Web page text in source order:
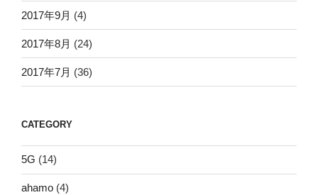
2017年9月 (4)
2017年8月 (24)
2017年7月 (36)
CATEGORY
5G (14)
ahamo (4)